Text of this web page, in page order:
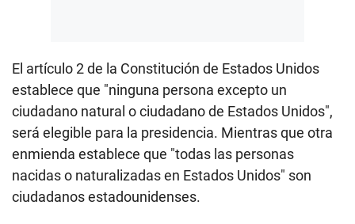
El artículo 2 de la Constitución de Estados Unidos
establece que "ninguna persona excepto un
ciudadano natural o ciudadano de Estados Unidos",
será elegible para la presidencia. Mientras que otra
enmienda establece que "todas las personas
nacidas o naturalizadas en Estados Unidos" son
ciudadanos estadounidenses.